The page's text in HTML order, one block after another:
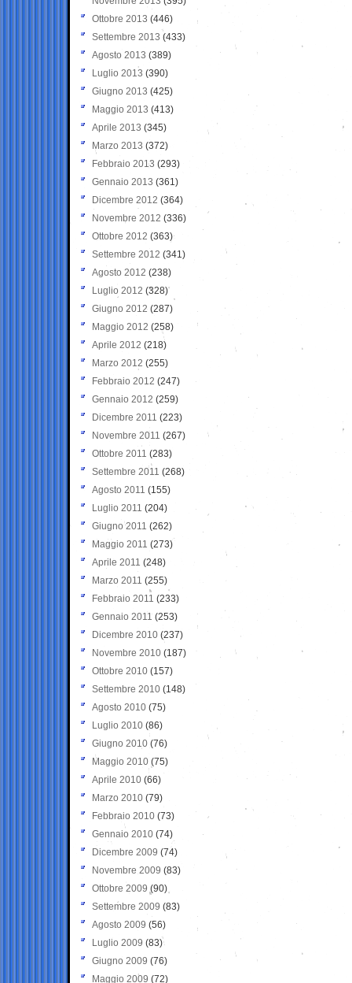
Ottobre 2013 (446)
Settembre 2013 (433)
Agosto 2013 (389)
Luglio 2013 (390)
Giugno 2013 (425)
Maggio 2013 (413)
Aprile 2013 (345)
Marzo 2013 (372)
Febbraio 2013 (293)
Gennaio 2013 (361)
Dicembre 2012 (364)
Novembre 2012 (336)
Ottobre 2012 (363)
Settembre 2012 (341)
Agosto 2012 (238)
Luglio 2012 (328)
Giugno 2012 (287)
Maggio 2012 (258)
Aprile 2012 (218)
Marzo 2012 (255)
Febbraio 2012 (247)
Gennaio 2012 (259)
Dicembre 2011 (223)
Novembre 2011 (267)
Ottobre 2011 (283)
Settembre 2011 (268)
Agosto 2011 (155)
Luglio 2011 (204)
Giugno 2011 (262)
Maggio 2011 (273)
Aprile 2011 (248)
Marzo 2011 (255)
Febbraio 2011 (233)
Gennaio 2011 (253)
Dicembre 2010 (237)
Novembre 2010 (187)
Ottobre 2010 (157)
Settembre 2010 (148)
Agosto 2010 (75)
Luglio 2010 (86)
Giugno 2010 (76)
Maggio 2010 (75)
Aprile 2010 (66)
Marzo 2010 (79)
Febbraio 2010 (73)
Gennaio 2010 (74)
Dicembre 2009 (74)
Novembre 2009 (83)
Ottobre 2009 (90)
Settembre 2009 (83)
Agosto 2009 (56)
Luglio 2009 (83)
Giugno 2009 (76)
Maggio 2009 (72)